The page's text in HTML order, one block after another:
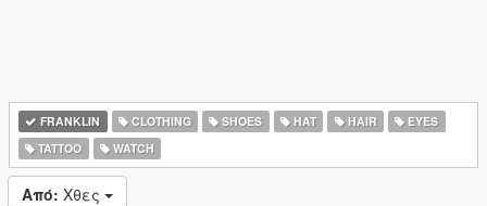
FRANKLIN CLOTHING SHOES HAT HAIR
EYES
TATTOO
WATCH
Από: Χθες